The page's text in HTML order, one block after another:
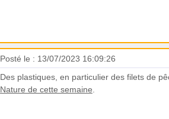
Posté le : 13/07/2023 16:09:26
Des plastiques, en particulier des filets de
Nature de cette semaine